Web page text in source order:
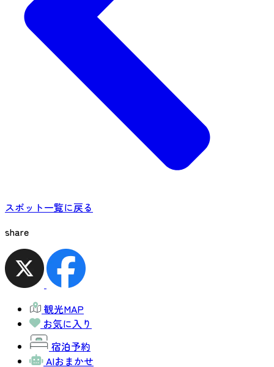
スポット一覧に戻る
share
観光MAP
お気に入り
宿泊予約
AIおまかせ